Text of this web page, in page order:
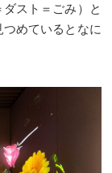
スト＝ごみ）と
めているとなに